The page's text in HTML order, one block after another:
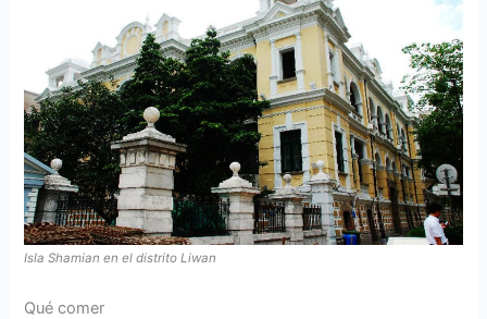
Isla Shamian en el distrito Liwan
Qué comer